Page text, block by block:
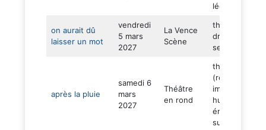
légèreté)
on aurait dû
laisser un mot
vendredi
5 mars
2027
La Vence
Scène
théâtre
drôle –
sensible)
après la pluie
samedi 6
mars
2027
Théâtre
en rond
théâtre
(rencontre
improbable –
humour –
émotion –
subtilité)